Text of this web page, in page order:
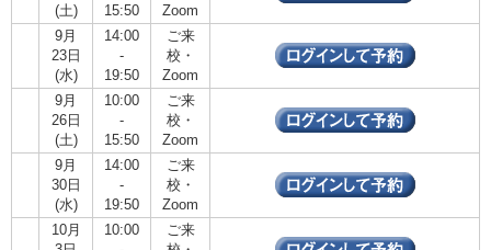
(土)
15:50
Zoom
9月
23日
(水)
14:00
-
19:50
ご来
校・
Zoom
9月
26日
(土)
10:00
-
15:50
ご来
校・
Zoom
9月
30日
(水)
14:00
-
19:50
ご来
校・
Zoom
10月
10:00
ご来